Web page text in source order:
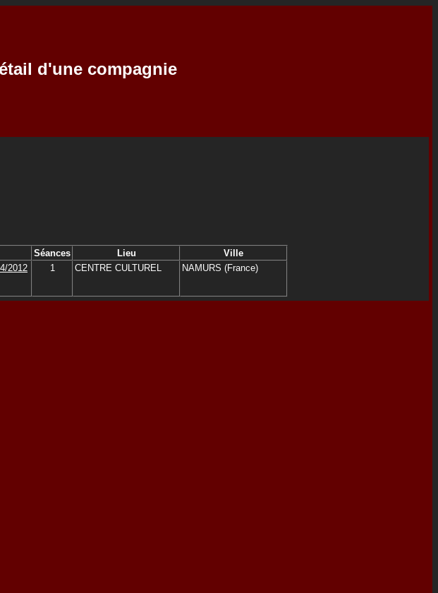
d'une compagnie
Séances Lieu
Ville
2012 1 CENTRE CULTUREL NAMURS (France)